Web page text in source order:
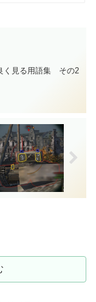
く見る用語集 その2